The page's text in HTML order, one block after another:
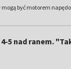
być motorem
5 nad ranem.